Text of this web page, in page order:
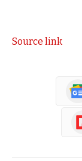
Source link